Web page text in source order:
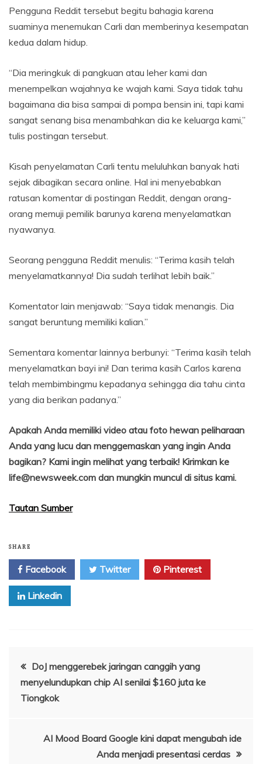
Pengguna Reddit tersebut begitu bahagia karena
suaminya menemukan Carli dan memberinya kesempatan
kedua dalam hidup.
“Dia meringkuk di pangkuan atau leher kami dan
menempelkan wajahnya ke wajah kami. Saya tidak tahu
bagaimana dia bisa sampai di pompa bensin ini, tapi kami
sangat senang bisa menambahkan dia ke keluarga kami,”
tulis postingan tersebut.
Kisah penyelamatan Carli tentu meluluhkan banyak hati
sejak dibagikan secara online. Hal ini menyebabkan
ratusan komentar di postingan Reddit, dengan orang-
orang memuji pemilik barunya karena menyelamatkan
nyawanya.
Seorang pengguna Reddit menulis: “Terima kasih telah
menyelamatkannya! Dia sudah terlihat lebih baik.”
Komentator lain menjawab: “Saya tidak menangis. Dia
sangat beruntung memiliki kalian.”
Sementara komentar lainnya berbunyi: “Terima kasih telah
menyelamatkan bayi ini! Dan terima kasih Carlos karena
telah membimbingmu kepadanya sehingga dia tahu cinta
yang dia berikan padanya.”
Apakah Anda memiliki video atau foto hewan peliharaan
Anda yang lucu dan menggemaskan yang ingin Anda
bagikan? Kami ingin melihat yang terbaik! Kirimkan ke
life@newsweek.com dan mungkin muncul di situs kami.
Tautan Sumber
SHARE
Facebook Twitter Pinterest
Linkedin
Navigasi
pos
DoJ menggerebek jaringan canggih yang
menyelundupkan chip AI senilai $160 juta ke
Tiongkok
AI Mood Board Google kini dapat mengubah ide
Anda menjadi presentasi cerdas